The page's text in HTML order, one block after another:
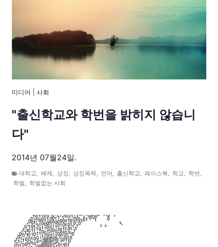
미디어 사회
"출신학교와 학번을 밝히지 않습니
다"
2014년 07월24일.
대학교 배제 상징 상징폭력 언어 출신학교 페이스북 학교 학번
학벌
학벌없는 사회